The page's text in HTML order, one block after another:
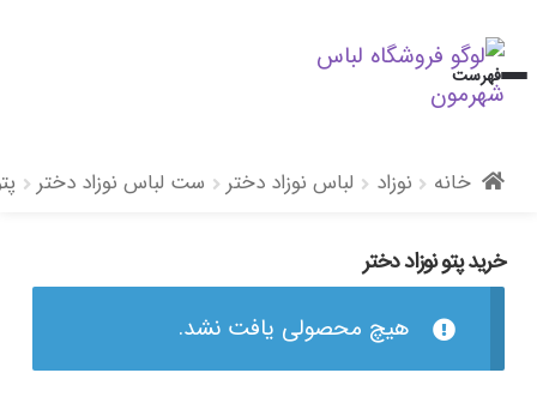
پرش
به
پرش
به
فهرست
خانه نوزاد لباس نوزاد دختر ست لباس نوزاد دختر
خرید پتو نوزاد دختر
هیچ محصولی یافت نشد.